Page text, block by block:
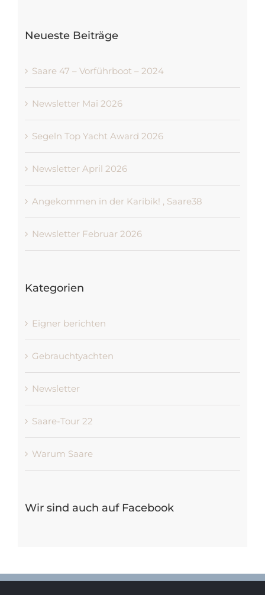
Neueste Beiträge
Saare 47 – Vorführboot – 2024
Newsletter Mai 2026
Segeln Top Yacht Award 2026
Newsletter April 2026
Angekommen in der Karibik! , Saare38
Newsletter Februar 2026
Kategorien
Eigner berichten
Gebrauchtyachten
Newsletter
Saare-Tour 22
Warum Saare
Wir sind auch auf Facebook